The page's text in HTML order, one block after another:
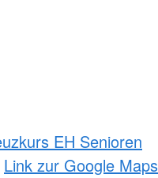
EH Senioren
Link zur Google